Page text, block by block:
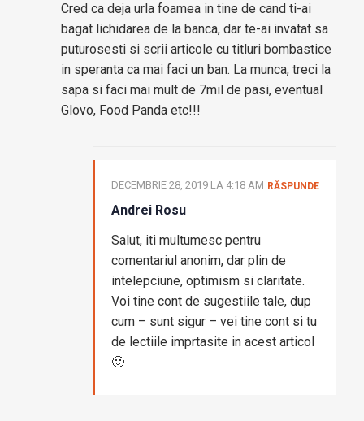
Cred ca deja urla foamea in tine de cand ti-ai
bagat lichidarea de la banca, dar te-ai invatat sa
puturosesti si scrii articole cu titluri bombastice
in speranta ca mai faci un ban. La munca, treci la
sapa si faci mai mult de 7mil de pasi, eventual
Glovo, Food Panda etc!!!
Andrei Rosu
DECEMBRIE 28, 2019 LA 4:18 AM
Salut, iti multumesc pentru
comentariul anonim, dar plin de
intelepciune, optimism si claritate.
Voi tine cont de sugestiile tale, dup
cum – sunt sigur – vei tine cont si tu
de lectiile imprtasite in acest articol
🙂
RĂSPUNDE